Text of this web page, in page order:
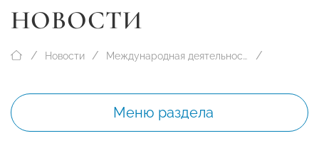
НОВОСТИ
Новости Международная деятельность
Меню раздела